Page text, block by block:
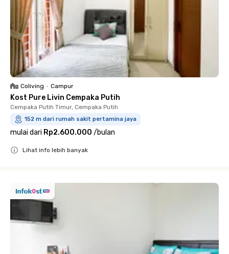
Coliving • Campur
Kost Pure Livin Cempaka Putih
Cempaka Putih Timur, Cempaka Putih
152 m dari rumah sakit pertamina jaya
mulai dari Rp2.600.000 /bulan
Lihat info lebih banyak